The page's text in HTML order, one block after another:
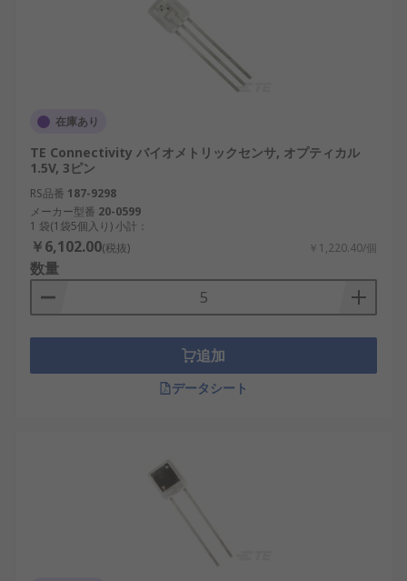
在庫あり
TE Connectivity バイオメトリックセンサ, オプティカル
1.5V, 3ピン
RS品番 187-9298
メーカー型番 20-0599
1 袋(1袋5個入り) 小計：
￥6,102.00(税抜) ￥1,220.40/個
数量
追加
データシート